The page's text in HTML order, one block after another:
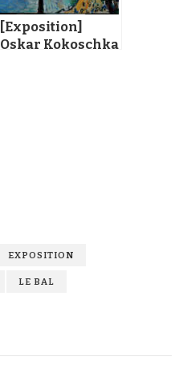
[Exposition]
Oskar Kokoschka
EXPOSITION
LE BAL